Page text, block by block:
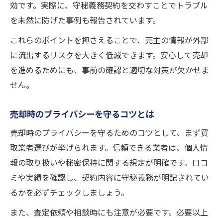
効です。実際に、守秘義務契約を交わすことでトラブル
を未然に防げた事例も報告されています。
これらのポイントを押さえることで、売主の情報が外部
に流出するリスクを大きく低減できます。安心して売却
を進めるためにも、事前の確認と適切な対策が欠かせま
せん。
売却時のプライバシーを守るコツとは
売却時のプライバシーを守るためのコツとして、まず買
取業者選びが挙げられます。信頼できる業者は、個人情
報の取り扱いや秘密保持に関する規定が明確です。口コ
ミや実績を確認し、契約内容に守秘義務が明記されてい
るかを必ずチェックしましょう。
また、査定依頼や相談時にも注意が必要です。必要以上